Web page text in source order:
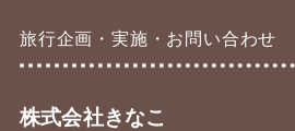
旅行企画・実施・お問い合わせ
株式会社きなこ